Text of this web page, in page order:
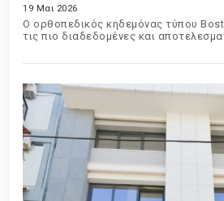
19 Μαι 2026
Ο ορθοπεδικός κηδεμόνας τύπου
τις πιο διαδεδομένες και
εφήβους. Χρησιμοποιείται εδώ και
εξέλιξη της παραμόρφωσης της
χειρουργική επέμβαση.